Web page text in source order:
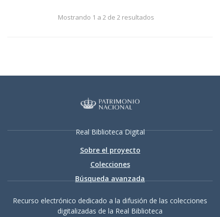
Mostrando 1 a 2 de 2 resultados
Real Biblioteca Digital
Sobre el proyecto
Colecciones
Búsqueda avanzada
Recurso electrónico dedicado a la difusión de las colecciones
digitalizadas de la Real Biblioteca